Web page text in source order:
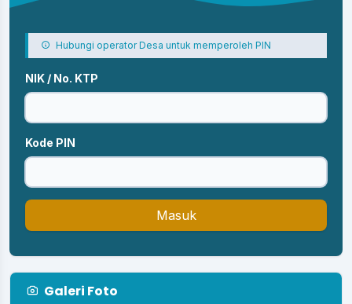
Hubungi operator Desa untuk memperoleh PIN
NIK / No. KTP
Kode PIN
Masuk
Galeri Foto